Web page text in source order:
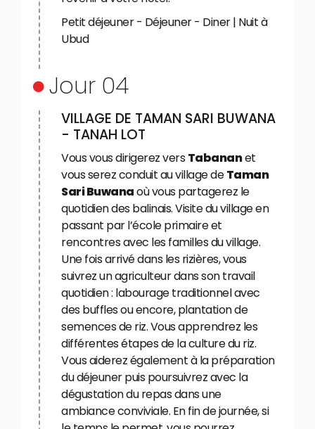
Petit déjeuner - Déjeuner - Diner | Nuit à
Ubud
Jour 04
VILLAGE DE TAMAN SARI BUWANA
- TANAH LOT
Vous vous dirigerez versTabananet
vous serez conduit au village deTaman
Sari Buwanaoù vous partagerez le
quotidien des balinais. Visite du village en
passant par l’école primaire et
rencontres avec les familles du village.
Une fois arrivé dans les rizières, vous
suivrez un agriculteur dans son travail
quotidien : labourage traditionnel avec
des buffles ou encore, plantation de
semences de riz. Vous apprendrez les
différentes étapes de la culture du riz.
Vous aiderez également à la préparation
du déjeuner puis poursuivrez avec la
dégustation du repas dans une
ambiance conviviale. En fin de journée, si